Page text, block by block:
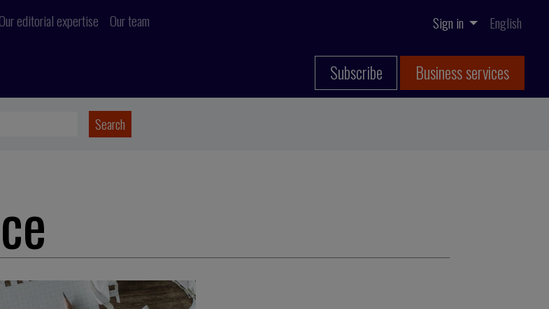
editorial expertise Our team Sign in English
Subscribe Business services